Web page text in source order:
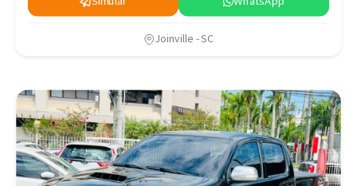
Joinville - SC